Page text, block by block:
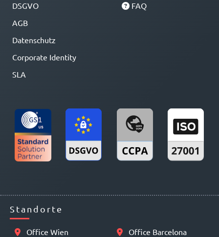
DSGVO
AGB
Datenschutz
Corporate Identity
SLA
FAQ
Standorte
Office Wien Office Barcelona